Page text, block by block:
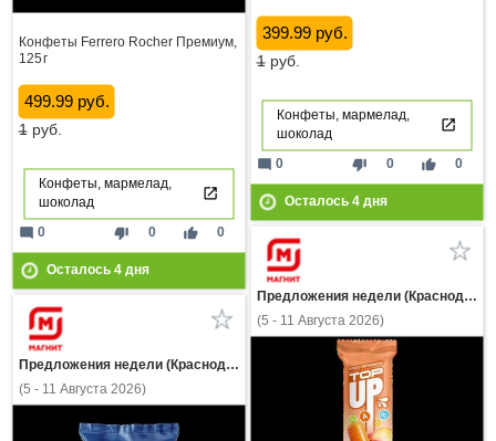
399.99 руб.
1руб.
Конфеты, мармелад,
шоколад
thumb_down 0 thumb_up 0
mode_comment 0
Осталось 4дня
Конфеты Ferrero Rocher Премиум,
125 г
499.99 руб.
1руб.
Конфеты, мармелад,
шоколад
thumb_down 0 thumb_up 0
mode_comment 0
Осталось 4дня
Предложения недели (Краснодарский край)
(5 - 11 Августа 2026)
Предложения недели (Краснодарский край)
(5 - 11 Августа 2026)